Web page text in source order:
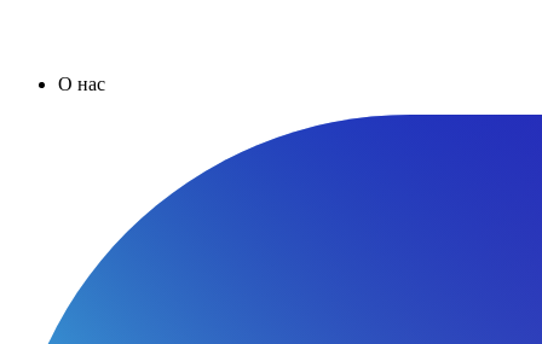
О нас